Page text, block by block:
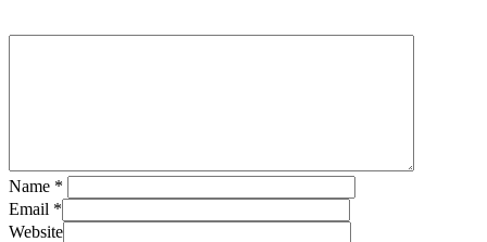
Name *
Email *
Website